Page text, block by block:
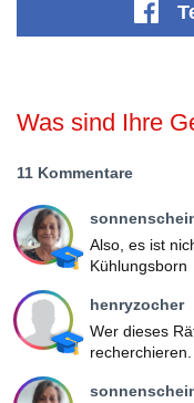
Was sind Ihre
11 Kommentare
Also, es ist
Kühlungsborn
henryzocher
Wer dieses